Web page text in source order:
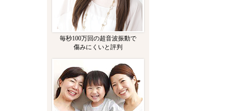
毎秒100万回の超音波振動で
傷みにくいと評判